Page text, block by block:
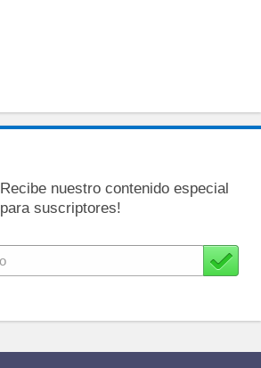
Recibe nuestro contenido especial
para suscriptores!